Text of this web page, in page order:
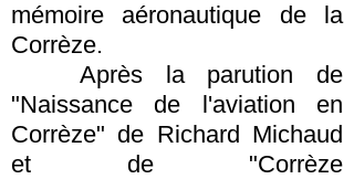
mémoire aéronautique de la
Corrèze.
Après la parution de
"Naissance de l'aviation en
Corrèze" de Richard Michaud
et de "Corrèze